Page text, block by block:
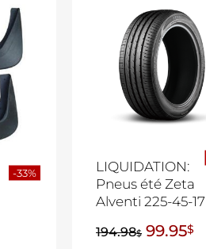
-33%
LIQUIDATION:
Pneus été Zeta
Alventi 225-45-17
194.98$ 99.95$